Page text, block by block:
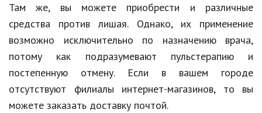
Там же, вы можете приобрести и различные
средства против лишая. Однако, их применение
возможно исключительно по назначению врача,
потому как подразумевают пульстерапию и
постепенную отмену. Если в вашем городе
отсутствуют филиалы интернет-магазинов, то вы
можете заказать доставку почтой.